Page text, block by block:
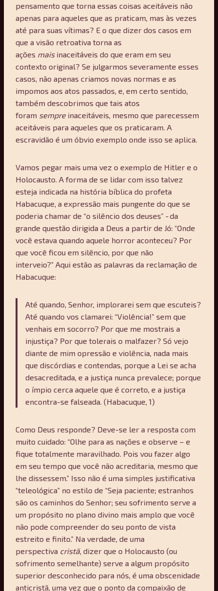
pensamento que torna essas coisas aceitáveis ​​não
apenas para aqueles que as praticam, mas às vezes
até para suas vítimas? E o que dizer dos casos em
que a visão retroativa torna as
ações maisinaceitáveis ​​do que eram em seu
contexto original? Se julgarmos severamente esses
casos, não apenas criamos novas normas e as
impomos aos atos passados, e, em certo sentido,
também descobrimos que tais atos
foram sempreinaceitáveis, mesmo que parecessem
aceitáveis ​​para aqueles que os praticaram. A
escravidão é um óbvio exemplo onde isso se aplica.
Vamos pegar mais uma vez o exemplo de Hitler e o
Holocausto. A forma de se lidar com isso talvez
esteja indicada na história bíblica do profeta
Habacuque, a expressão mais pungente do que se
poderia chamar de “o silêncio dos deuses” - da
grande questão dirigida a Deus a partir de Jó: “Onde
você estava quando aquele horror aconteceu? Por
que você ficou em silêncio, por que não
interveio?” Aqui estão as palavras da reclamação de
Habacuque:
Até quando, Senhor, implorarei sem que escuteis?
Até quando vos clamarei: “Violência!” sem que
venhais em socorro? Por que me mostrais a
injustiça? Por que tolerais o malfazer? Só vejo
diante de mim opressão e violência, nada mais
que discórdias e contendas, porque a Lei se acha
desacreditada, e a justiça nunca prevalece; porque
o ímpio cerca aquele que é correto, e a justiça
encontra-se falseada. (Habacuque, 1)
Como Deus responde? Deve-se ler a resposta com
muito cuidado: “Olhe para as nações e observe – e
fique totalmente maravilhado. Pois vou fazer algo
em seu tempo que você não acreditaria, mesmo que
lhe dissessem.” Isso não é uma simples justificativa
“teleológica” no estilo de “Seja paciente; estranhos
são os caminhos do Senhor; seu sofrimento serve a
um propósito no plano divino mais amplo que você
não pode compreender do seu ponto de vista
estreito e finito.” Na verdade, de uma
perspectiva cristã, dizer que o Holocausto (ou
sofrimento semelhante) serve a algum propósito
superior desconhecido para nós, é uma obscenidade
anticristã, uma vez que o ponto da compaixão de